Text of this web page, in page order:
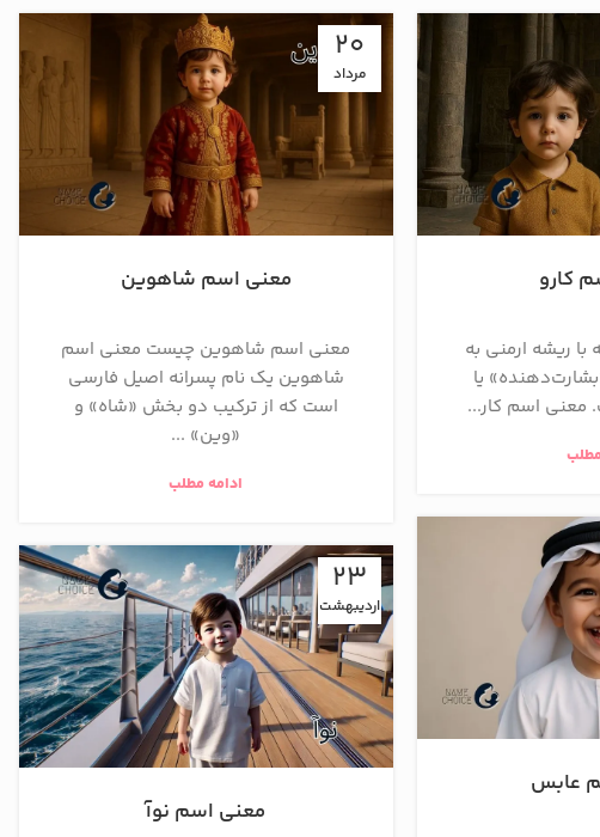
کارو
با ریشه ارمنی به
یا
معنی اسم کار...
20
مرداد
معنی اسم شاهوین
معنی اسم شاهوین چیست معنی اسم
شاهوین یک نام پسرانه اصیل فارسی
است که از ترکیب دو بخش «شاه» و
«وین» ...
ادامه مطلب
عابس
23
اردیبهشت
معنی اسم نوآ